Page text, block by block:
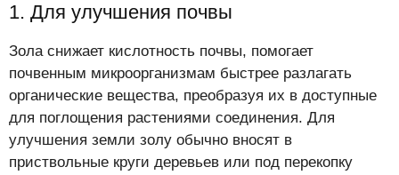
1. Для улучшения почвы
Зола снижает кислотность почвы, помогает
почвенным микроорганизмам быстрее разлагать
органические вещества, преобразуя их в доступные
для поглощения растениями соединения. Для
улучшения земли золу обычно вносят в
приствольные круги деревьев или под перекопку